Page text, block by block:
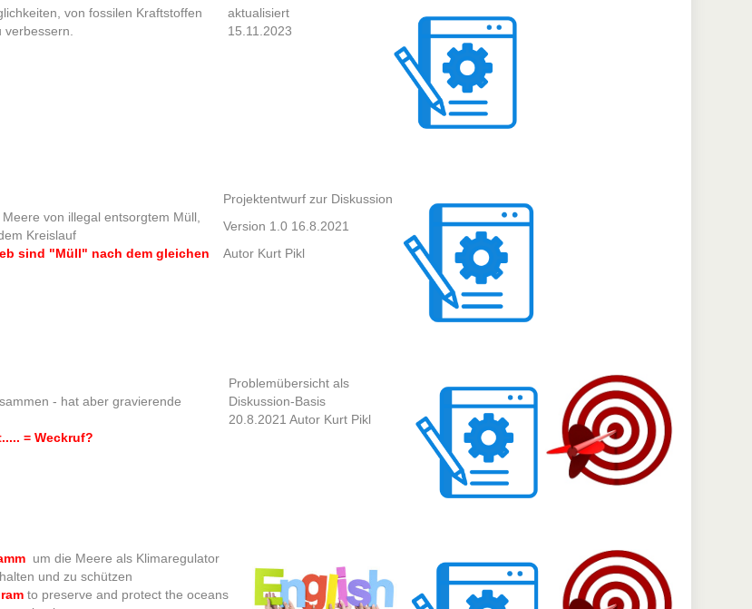
von fossilen Kraftstoffen
aktualisiert
15.11.2023
von illegal entsorgtem Müll,
Kreislauf
sind "Müll" nach dem gleichen
Projektentwurf zur Diskussion
Version 1.0 16.8.2021
Autor Kurt Pikl
- hat aber gravierende
= Weckruf?
Problemübersicht als
Diskussion-Basis
20.8.2021 Autor Kurt Pikl
um die Meere als Klimaregulator
und zu schützen
to preserve and protect the oceans